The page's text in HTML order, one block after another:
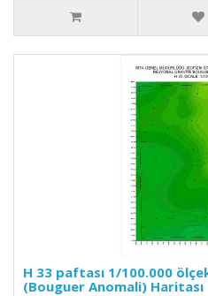
H 33 paftası 1/100.000
(Bouguer Anomali) Haritası